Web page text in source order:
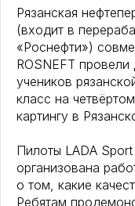
Рязанская
(входит в
«Роснефти»)
ROSNEFT
учеников
класс на
картингу в
Пилоты LADA
организована
о том, какие
Ребятам